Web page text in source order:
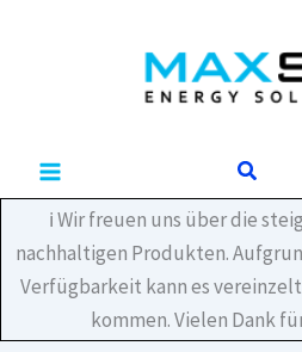
Suchen
ℹ️ Wir freuen uns über die
nachhaltigen Produkten.
Verfügbarkeit kann es
kommen. Vielen Dank